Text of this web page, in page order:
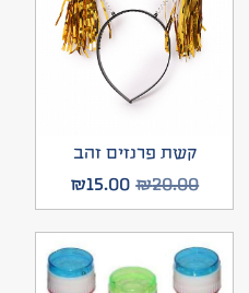
קשת פרנזים זהב
₪20.00
₪15.00